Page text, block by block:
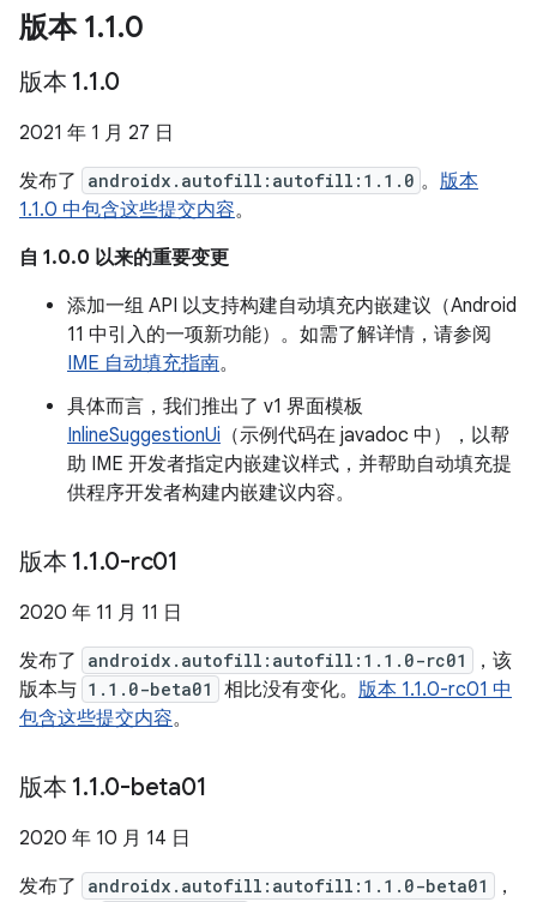
版本 1.1.0
版本 1.1.0
2021 年 1 月 27 日
发布了
androidx.autofill:autofill:1.1.0 。 版本
1.1.0 中包含这些提交内容。
自 1.0.0 以来的重要变更
添加一组 API 以支持构建自动填充内嵌建议（Android
11 中引入的一项新功能）。如需了解详情，请参阅
IME 自动填充指南。
具体而言，我们推出了 v1 界面模板
InlineSuggestionUi （示例代码在 javadoc 中），以帮
助 IME 开发者指定内嵌建议样式，并帮助自动填充提
供程序开发者构建内嵌建议内容。
版本 1.1.0-rc01
2020 年 11 月 11 日
发布了
androidx.autofill:autofill:1.1.0-rc01
，该
版本与 1.1.0-beta01 相比没有变化。 版本 1.1.0-rc01 中
包含这些提交内容。
版本 1.1.0-beta01
2020 年 10 月 14 日
发布了
androidx.autofill:autofill:1.1.0-beta01
，